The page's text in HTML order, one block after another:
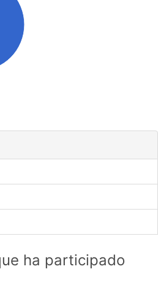
ha participado